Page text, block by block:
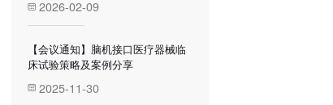
2026-02-09
【会议通知】脑机接口医疗器械临
床试验策略及案例分享
2025-11-30